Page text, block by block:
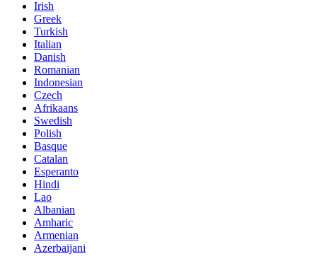
Irish
Greek
Turkish
Italian
Danish
Romanian
Indonesian
Czech
Afrikaans
Swedish
Polish
Basque
Catalan
Esperanto
Hindi
Lao
Albanian
Amharic
Armenian
Azerbaijani